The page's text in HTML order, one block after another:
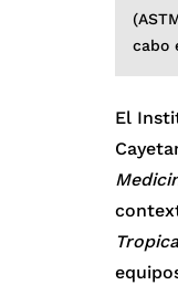
cabo
El